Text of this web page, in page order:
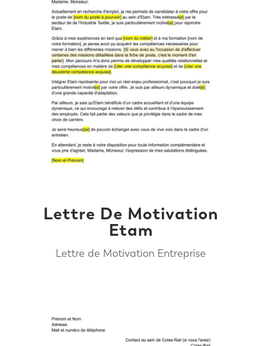
Lettre De Motivation
Etam
Lettre de Motivation Entreprise